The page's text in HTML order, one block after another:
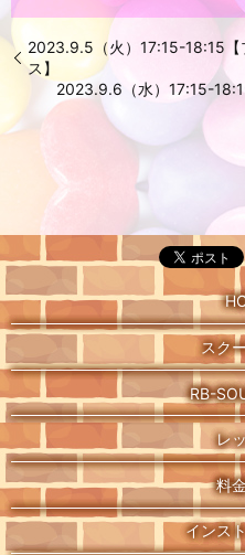
2023.9.5（火）17:15-18:15【
ス】
2023.9.6（水）17:15-
スク
RB-
レ
料
インス